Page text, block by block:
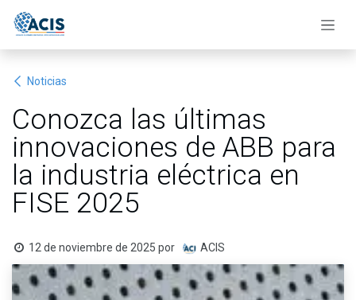
Noticias
Conozca las últimas
innovaciones de ABB para
la industria eléctrica en
FISE 2025
12 de noviembre de 2025 por ACIS